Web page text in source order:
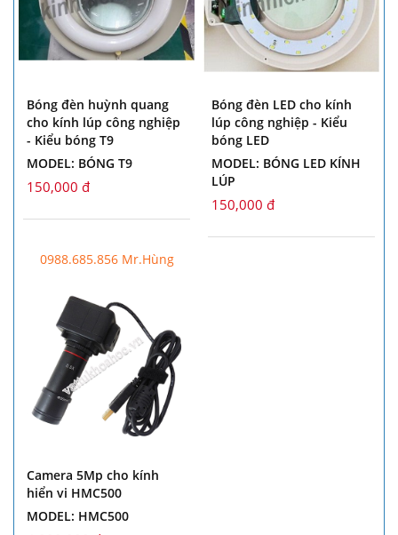
Bóng đèn huỳnh quang
cho kính lúp công nghiệp
- Kiểu bóng T9
MODEL: BÓNG T9
150,000 đ
Bóng đèn LED cho kính
lúp công nghiệp - Kiểu
bóng LED
MODEL: BÓNG LED KÍNH
LÚP
150,000 đ
0988.685.856 Mr.Hùng
Camera 5Mp cho kính
hiển vi HMC500
MODEL: HMC500